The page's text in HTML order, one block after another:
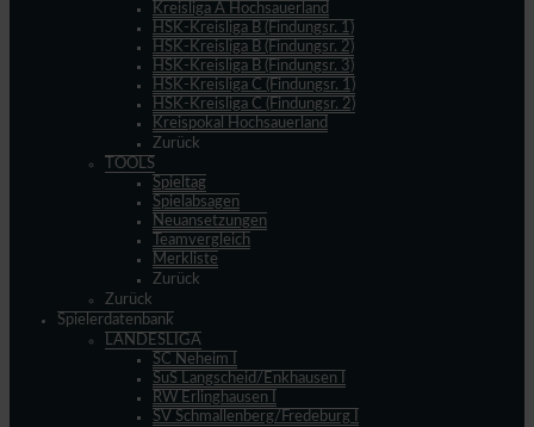
Kreisliga A Hochsauerland
HSK-Kreisliga B (Findungsr. 1)
HSK-Kreisliga B (Findungsr. 2)
HSK-Kreisliga B (Findungsr. 3)
HSK-Kreisliga C (Findungsr. 1)
HSK-Kreisliga C (Findungsr. 2)
Kreispokal Hochsauerland
Zurück
TOOLS
Spieltag
Spielabsagen
Neuansetzungen
Teamvergleich
Merkliste
Zurück
Zurück
Spielerdatenbank
LANDESLIGA
SC Neheim I
SuS Langscheid/Enkhausen I
RW Erlinghausen I
SV Schmallenberg/Fredeburg I